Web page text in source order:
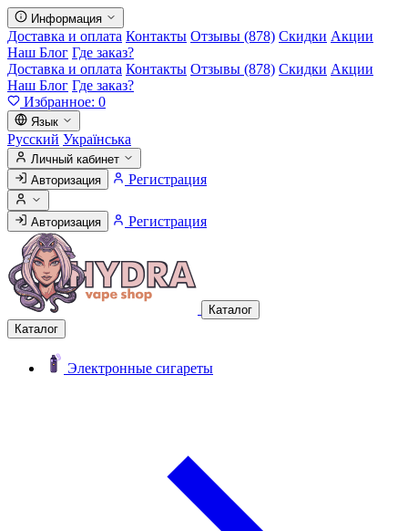
Информация
Доставка и оплата Контакты Отзывы (878) Скидки Акции
Наш Блог Где заказ?
Доставка и оплата Контакты Отзывы (878) Скидки Акции
Наш Блог Где заказ?
Избранное: 0
Язык
Русский Українська
Личный кабинет
Авторизация
Регистрация
Авторизация Регистрация
Каталог
Каталог
Электронные сигареты